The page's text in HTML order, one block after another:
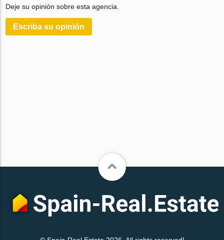
Deje su opinión sobre esta agencia.
Escriba su opinión